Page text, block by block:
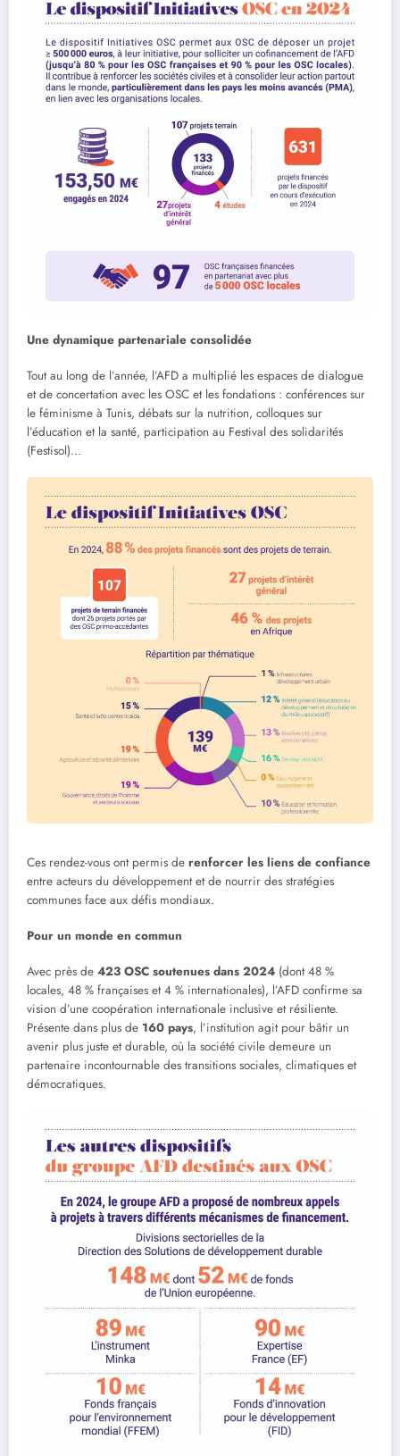
Une dynamique partenariale consolidée
Tout au long de l’année, l’AFD a multiplié les espaces de dialogue
et de concertation avec les OSC et les fondations : conférences sur
le féminisme à Tunis, débats sur la nutrition, colloques sur
l’éducation et la santé, participation au Festival des solidarités
(Festisol)…
Ces rendez-vous ont permis de renforcer les liens de confiance
entre acteurs du développement et de nourrir des stratégies
communes face aux défis mondiaux.
Pour un monde en commun
Avec près de 423 OSC soutenues dans 2024 (dont 48 %
locales, 48 % françaises et 4 % internationales), l’AFD confirme sa
vision d’une coopération internationale inclusive et résiliente.
Présente dans plus de 160 pays, l’institution agit pour bâtir un
avenir plus juste et durable, où la société civile demeure un
partenaire incontournable des transitions sociales, climatiques et
démocratiques.